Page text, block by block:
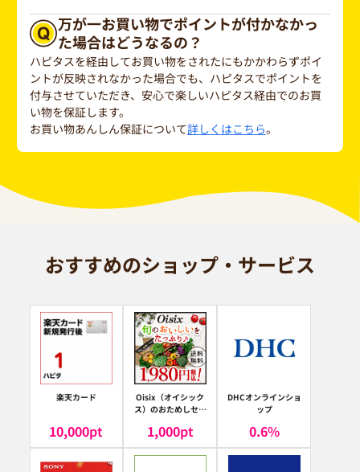
万が一お買い物でポイントが付かなかっ
た場合はどうなるの？
ハピタスを経由してお買い物をされたにもかかわらずポイ
ントが反映されなかった場合でも、ハピタスでポイントを
付与させていただき、安心で楽しいハピタス経由でのお買
い物を保証します。
お買い物あんしん保証について詳しくはこちら。
おすすめのショップ・サービス
楽天カード
10,000pt
Oisix（オイシック
ス）のおためしセッ
1,000pt
DHCオンラインショ
ップ
0.6%